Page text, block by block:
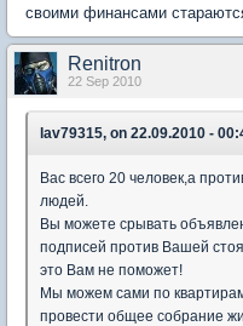
своими финансами
Renitron
22 Sep 2010
lav79315, on 22.09.2010 -
Вас всего 20 человек,а
людей.
Вы можете срывать
подписей против Вашей
это Вам не поможет!
Мы можем сами по
провести общее собрание